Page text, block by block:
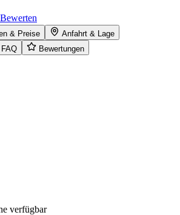
Bewerten
& Preise
Anfahrt & Lage
FAQ Bewertungen
verfügbar